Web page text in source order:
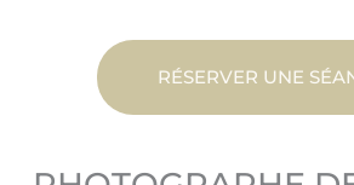
RÉSERVER UNE